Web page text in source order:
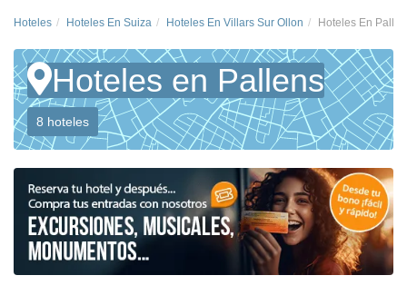
Hoteles Hoteles En Suiza Hoteles En Villars Sur Ollon Hoteles En
Hoteles en Pallens
8 hoteles